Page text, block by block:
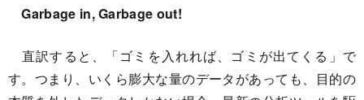
Garbage in, Garbage out!
直訳すると、「ゴミを入れれば、ゴミが出てくる」で
す。つまり、いくら膨大な量のデータがあっても、目的の